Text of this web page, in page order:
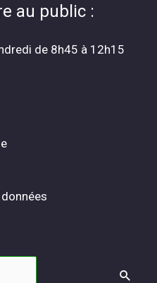
au public :
de 8h45 à 12h15